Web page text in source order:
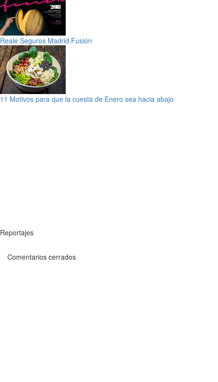
Reale Seguros Madrid Fusión
11 Motivos para que la cuesta de Enero sea hacia abajo
Reportajes
Comentarios cerrados